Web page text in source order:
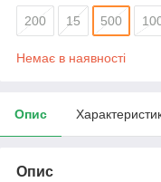
200 15 500
Немає в наявності
Опис
Опис